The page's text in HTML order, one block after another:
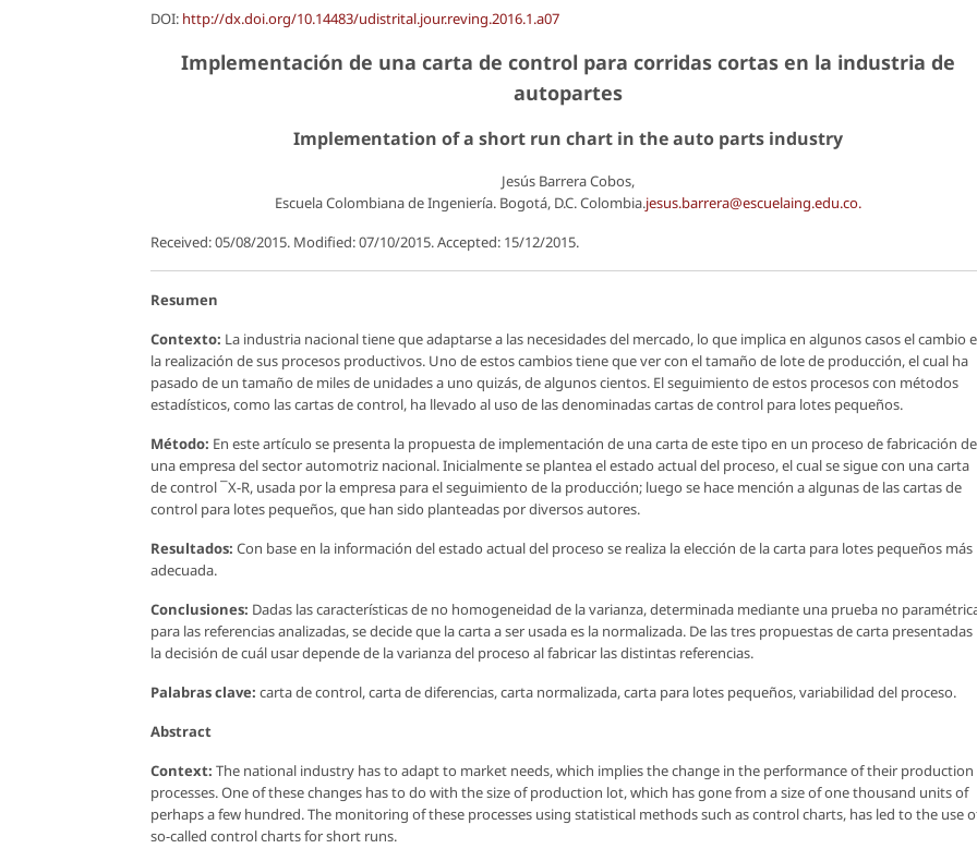
DOI: http://dx.doi.org/10.14483/udistrital.jour.reving.2016.1.a07
Implementación de una carta de control para corridas cortas en la industria de
autopartes
Implementation of a short run chart in the auto parts industry
Jesús Barrera Cobos,
Escuela Colombiana de Ingeniería. Bogotá, D.C. Colombia.jesus.barrera@escuelaing.edu.co.
Received: 05/08/2015. Modified: 07/10/2015. Accepted: 15/12/2015.
Resumen
Contexto: La industria nacional tiene que adaptarse a las necesidades del mercado, lo que implica en algunos casos el cambio
la realización de sus procesos productivos. Uno de estos cambios tiene que ver con el tamaño de lote de producción, el cual ha
pasado de un tamaño de miles de unidades a uno quizás, de algunos cientos. El seguimiento de estos procesos con métodos
estadísticos, como las cartas de control, ha llevado al uso de las denominadas cartas de control para lotes pequeños.
Método: En este artículo se presenta la propuesta de implementación de una carta de este tipo en un proceso de fabricación de
una empresa del sector automotriz nacional. Inicialmente se plantea el estado actual del proceso, el cual se sigue con una carta
de control ¯X-R, usada por la empresa para el seguimiento de la producción; luego se hace mención a algunas de las cartas de
control para lotes pequeños, que han sido planteadas por diversos autores.
Resultados: Con base en la información del estado actual del proceso se realiza la elección de la carta para lotes pequeños más
adecuada.
Conclusiones: Dadas las características de no homogeneidad de la varianza, determinada mediante una prueba no
para las referencias analizadas, se decide que la carta a ser usada es la normalizada. De las tres propuestas de carta presentadas
la decisión de cuál usar depende de la varianza del proceso al fabricar las distintas referencias.
Palabras clave: carta de control, carta de diferencias, carta normalizada, carta para lotes pequeños, variabilidad del proceso.
Abstract
Context: The national industry has to adapt to market needs, which implies the change in the performance of their production
processes. One of these changes has to do with the size of production lot, which has gone from a size of one thousand units of
perhaps a few hundred. The monitoring of these processes using statistical methods such as control charts, has led to the use
so-called control charts for short runs.